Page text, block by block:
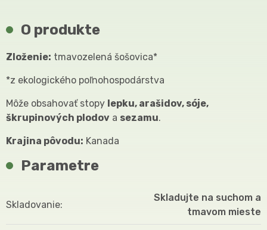
O produkte
Zloženie: tmavozelená šošovica*
*z ekologického poľnohospodárstva
Môže obsahovať stopy lepku, arašidov, sóje,
škrupinových plodov a sezamu.
Krajina pôvodu: Kanada
Parametre
Skladovanie
Skladujte na suchom a
tmavom mieste